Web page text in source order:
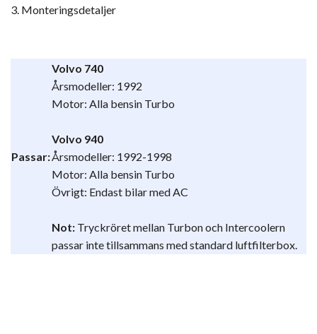
3. Monteringsdetaljer
Passar:
Volvo 740
Årsmodeller: 1992
Motor: Alla bensin Turbo
Volvo 940
Årsmodeller: 1992-1998
Motor: Alla bensin Turbo
Övrigt: Endast bilar med AC
Not: Tryckröret mellan Turbon och Intercoolern
passar inte tillsammans med standard luftfilterbox.